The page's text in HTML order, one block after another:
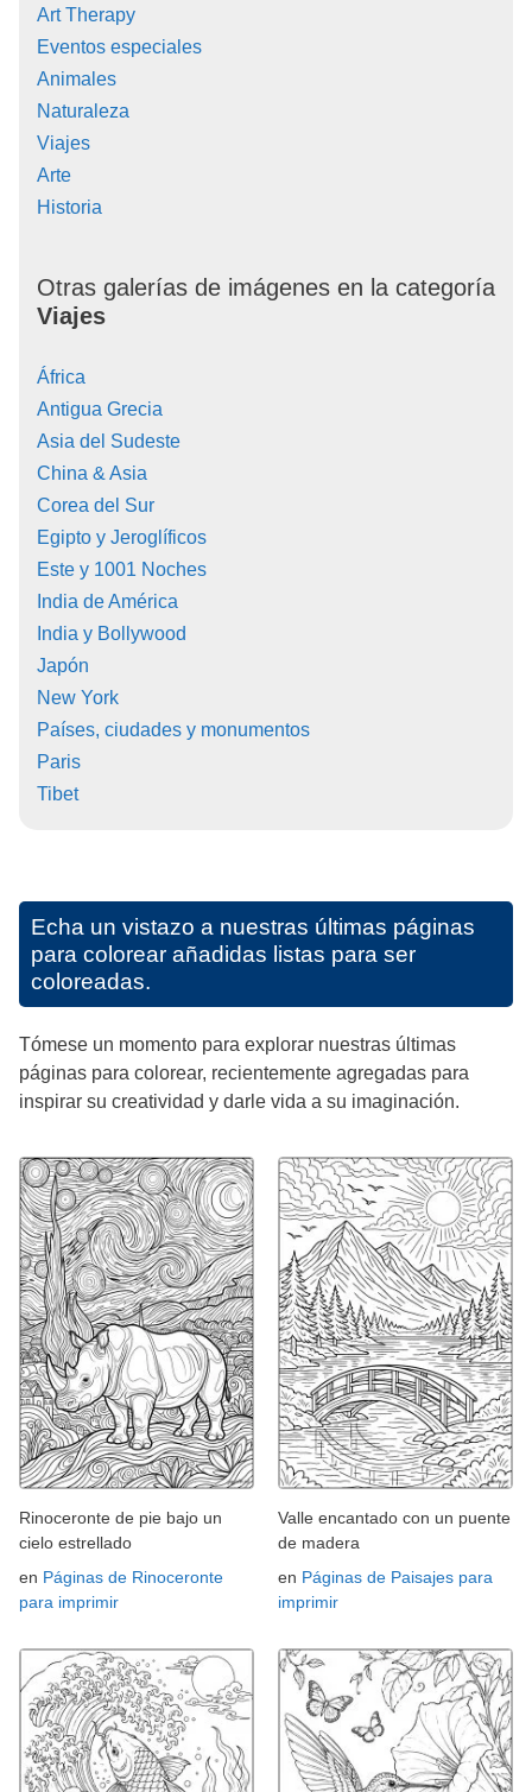
Art Therapy
Eventos especiales
Animales
Naturaleza
Viajes
Arte
Historia
Otras galerías de imágenes en la categoría
Viajes
África
Antigua Grecia
Asia del Sudeste
China & Asia
Corea del Sur
Egipto y Jeroglíficos
Este y 1001 Noches
India de América
India y Bollywood
Japón
New York
Países, ciudades y monumentos
Paris
Tibet
Echa un vistazo a nuestras últimas páginas
para colorear añadidas listas para ser
coloreadas.
Tómese un momento para explorar nuestras últimas
páginas para colorear, recientemente agregadas para
inspirar su creatividad y darle vida a su imaginación.
Rinoceronte de pie bajo un
cielo estrellado
en Páginas de Rinoceronte
para imprimir
Valle encantado con un puente
de madera
en Páginas de Paisajes para
imprimir